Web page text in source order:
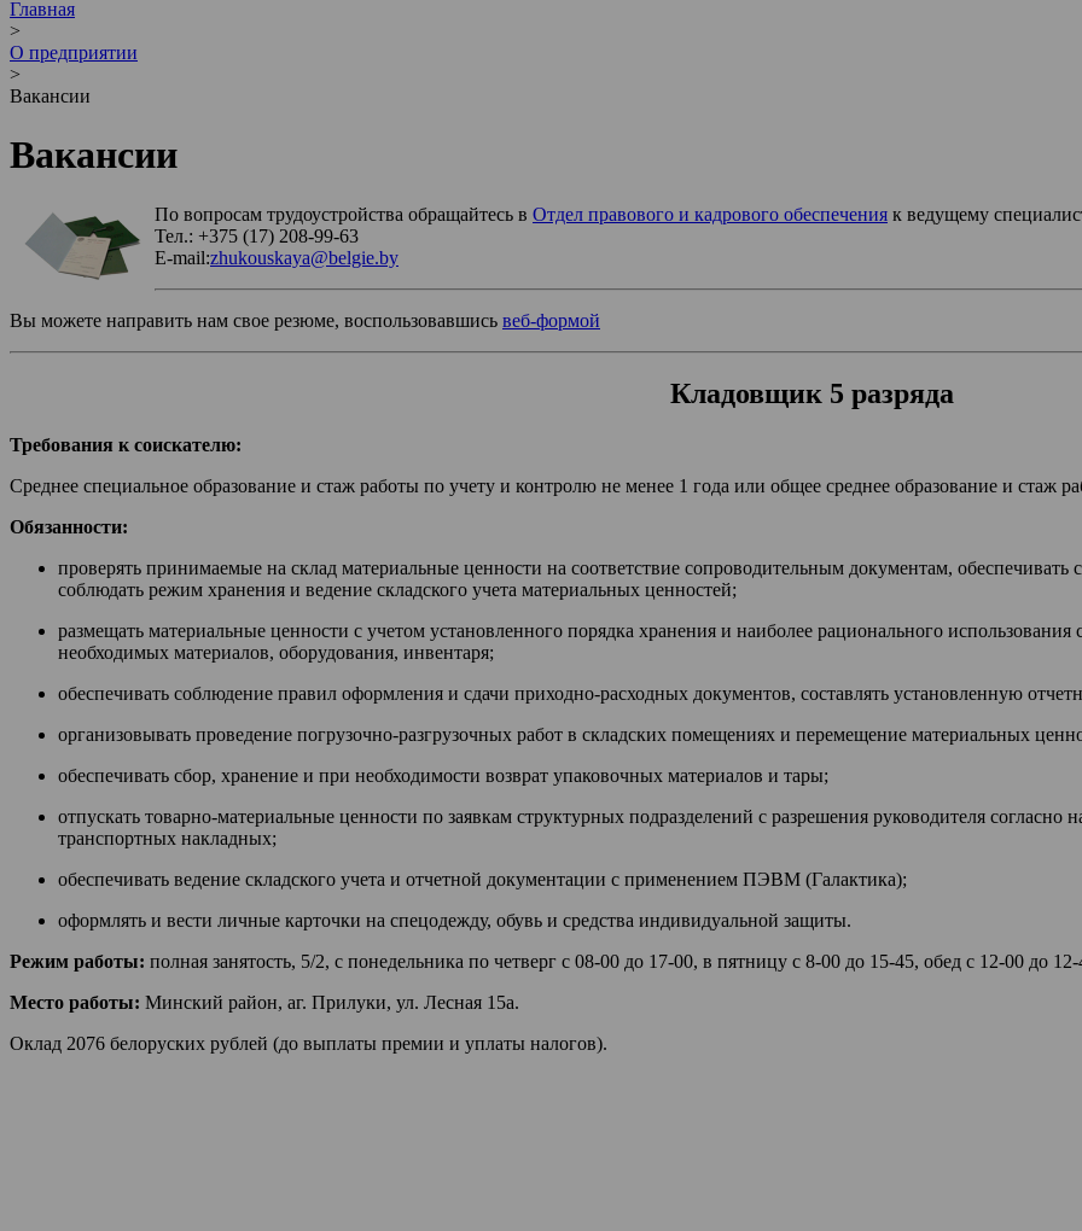
Главная
>
О предприятии
>
Вакансии
Вакансии
По вопросам трудоустройства обращайтесь в Отдел правового и кадрового обеспечения к ведущему
Тел.: +375 (17) 208-99-63
E-mail:zhukouskaya@belgie.by
Вы можете направить нам свое резюме, воспользовавшись веб-формой
Кладовщик 5 разряда
Требования к соискателю:
Среднее специальное образование и стаж работы по учету и контролю не менее 1 года или общее среднее образование и стаж
Обязанности:
проверять принимаемые на склад материальные ценности на соответствие сопроводительным документам,
соблюдать режим хранения и ведение складского учета материальных ценностей;
размещать материальные ценности с учетом установленного порядка хранения и наиболее рационального
необходимых материалов, оборудования, инвентаря;
обеспечивать соблюдение правил оформления и сдачи приходно-расходных документов, составлять установленную
организовывать проведение погрузочно-разгрузочных работ в складских помещениях и перемещение материальных
обеспечивать сбор, хранение и при необходимости возврат упаковочных материалов и тары;
отпускать товарно-материальные ценности по заявкам структурных подразделений с разрешения руководителя
транспортных накладных;
обеспечивать ведение складского учета и отчетной документации с применением ПЭВМ (Галактика);
оформлять и вести личные карточки на спецодежду, обувь и средства индивидуальной защиты.
Режим работы: полная занятость, 5/2, с понедельника по четверг с 08-00 до 17-00, в пятницу с 8-00 до 15-45, обед с 12-00 до
Место работы: Минский район, аг. Прилуки, ул. Лесная 15а.
Оклад 2076 белоруских рублей (до выплаты премии и уплаты налогов).